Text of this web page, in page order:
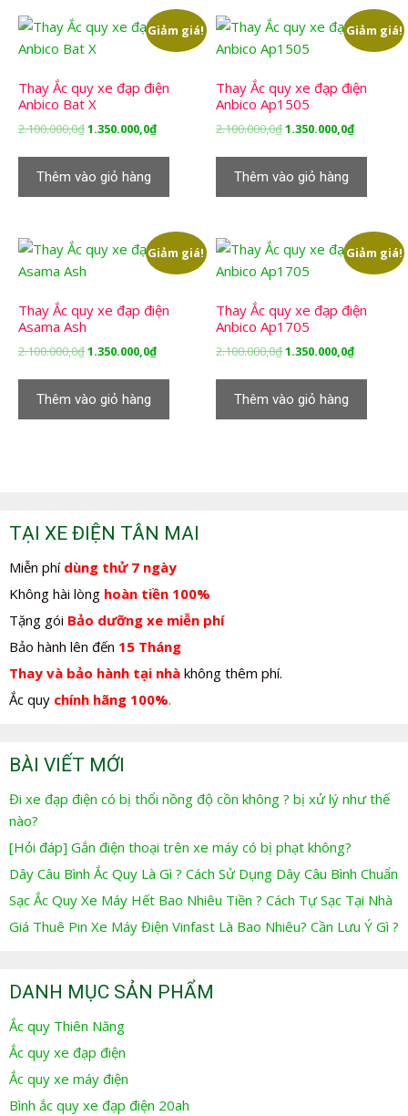
Giảm giá!
Thay Ắc quy xe đạp điện
Anbico Bat X
2.100.000,0₫Giá
2.100.000,0₫.
1.350.000,0₫Giá
1.350.000,0₫.
Thêm vào giỏ hàng
Giảm giá!
Thay Ắc quy xe đạp điện
Anbico Ap1505
2.100.000,0₫Giá
2.100.000,0₫.
1.350.000,0₫Giá
Thêm vào giỏ hàng
Giảm giá!
Thay Ắc quy xe đạp điện
Asama Ash
2.100.000,0₫Giá
2.100.000,0₫.
1.350.000,0₫Giá
1.350.000,0₫.
Thêm vào giỏ hàng
Giảm giá!
Thay Ắc quy xe đạp điện
Anbico Ap1705
2.100.000,0₫Giá
2.100.000,0₫.
1.350.000,0₫Giá
Thêm vào giỏ hàng
TẠI XE ĐIỆN TÂN MAI
Miễn phí dùng thử 7 ngày
Không hài lòng hoàn tiền 100%
Tặng gói Bảo dưỡng xe miễn phí
Bảo hành lên đến 15 Tháng
Thay và bảo hành tại nhà không thêm phí.
Ắc quy chính hãng 100%.
BÀI VIẾT MỚI
Đi xe đạp điện có bị thổi nồng độ cồn không ? bị xử lý như thế
nào?
[Hỏi đáp] Gắn điện thoại trên xe máy có bị phạt không?
Dây Câu Bình Ắc Quy Là Gì ? Cách Sử Dụng Dây Câu Bình Chuẩn
Sạc Ắc Quy Xe Máy Hết Bao Nhiêu Tiền ? Cách Tự Sạc Tại Nhà
Giá Thuê Pin Xe Máy Điện Vinfast Là Bao Nhiêu? Cần Lưu Ý Gì ?
DANH MỤC SẢN PHẨM
Ắc quy Thiên Năng
Ắc quy xe đạp điện
Ắc quy xe máy điện
Bình ắc quy xe đạp điện 20ah